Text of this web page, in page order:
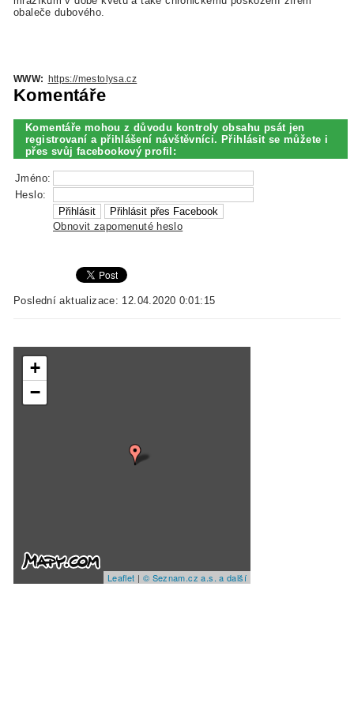
obaleče dubového.
WWW: https://mestolysa.cz
Komentáře
Komentáře mohou z důvodu kontroly obsahu psát jen
registrovaní a přihlášení návštěvníci. Přihlásit se můžete i
přes svůj facebookový profil:
Jméno:
Heslo:
Obnovit zapomenuté heslo
Poslední aktualizace: 12.04.2020 0:01:15
+
−
Leaflet | © Seznam.cz a.s. a další